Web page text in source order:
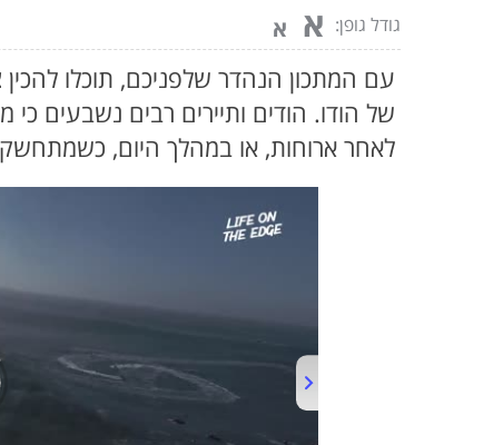
גודל גופן: א א
עם המתכון הנהדר שלפניכם, תוכלו
של הודו. הודים ותיירים רבים נשבעים
לאחר ארוחות, או במהלך היום,